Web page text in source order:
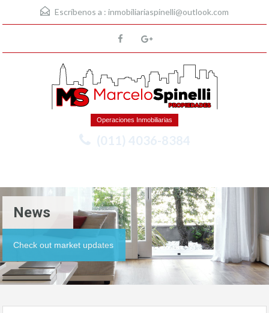
Escríbenos a : inmobiliariaspinelli@outlook.com
Operaciones Inmobiliarias
(011) 4036-8384
News
Check out market updates